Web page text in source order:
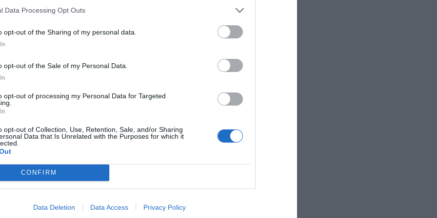
Data Processing Opt Outs
opt-out of the Sharing of my personal data.
opt-out of the Sale of my Personal Data.
opt-out of processing my Personal Data for Targeted
opt-out of Collection, Use, Retention, Sale, and/or Sharing
Data that Is Unrelated with the Purposes for which it
CONFIRM
Data Deletion Data Access Privacy Policy
Παρασκευή ή το Σάββατο.
βροχοπτώσεις και τις πλημμύρες η κατάσταση είναι κρίσιμη σε ολόκληρη
Ευρώπη”, έγραψε ο Ούγγρος πρωθυπουργός Βίκτορ Ορμπάν στην πλατφόρμα Χ
τελευταίες προβλέψεις, η κρίσιμη περίοδος για την Ουγγαρία θα ξεκινήσει
από drone χθες Τρίτη έδειξαν το ουγγρικό χωριό Βένεκ, κοντά στο
της χώρας, να έχει βυθιστεί.
κάποιον τρόπο συνδέεται με την κλιματική αλλαγή γιατί ήταν μια ξαφνική
επί 4 ημέρες στην περιοχή, ιδιαίτερα γύρω από τη Βιέννη στην Αυστρία.